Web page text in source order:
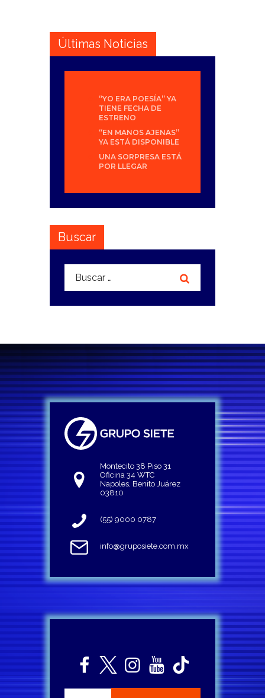
Últimas Noticias
“YO ERA POESÍA” YA
TIENE FECHA DE
ESTRENO
“EN MANOS AJENAS”
YA ESTÁ DISPONIBLE
UNA SORPRESA ESTÁ
POR LLEGAR
Buscar
Buscar:
Montecito 38 Piso 31
Oficina 34 WTC
Napoles, Benito Juárez
03810
(55) 9000 0787
info@gruposiete.com.mx